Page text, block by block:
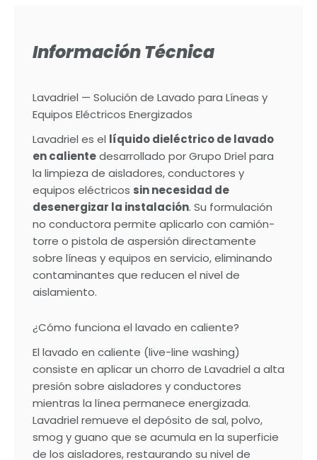
Información Técnica
Lavadriel — Solución de Lavado para Líneas y
Equipos Eléctricos Energizados
Lavadriel es el líquido dieléctrico de lavado
en calientedesarrollado por Grupo Driel para
la limpieza de aisladores, conductores y
equipos eléctricos sin necesidad de
desenergizar la instalación. Su formulación
no conductora permite aplicarlo con camión-
torre o pistola de aspersión directamente
sobre líneas y equipos en servicio, eliminando
contaminantes que reducen el nivel de
aislamiento.
¿Cómo funciona el lavado en caliente?
El lavado en caliente (live-line washing)
consiste en aplicar un chorro de Lavadriel a alta
presión sobre aisladores y conductores
mientras la línea permanece energizada.
Lavadriel remueve el depósito de sal, polvo,
smog y guano que se acumula en la superficie
de los aisladores, restaurando su nivel de